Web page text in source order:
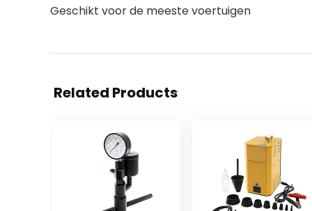
Geschikt voor de meeste voertuigen
Related Products